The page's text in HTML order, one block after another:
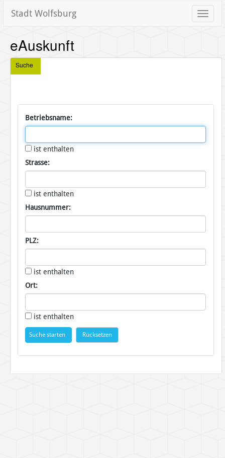
Toggle
Stadt Wolfsburg
eAuskunft
Suche
Betriebsname:
ist enthalten
Strasse:
ist enthalten
Hausnummer:
PLZ:
ist enthalten
Ort:
ist enthalten